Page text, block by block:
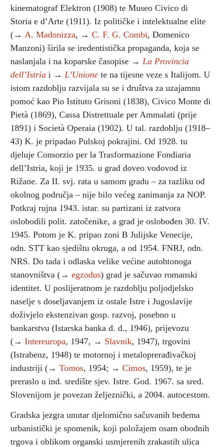
kinematograf Elektron (1908) te Museo Civico di
Storia e d’Arte (1911). Iz političke i intelektualne elite
(→ A. Madonizza, → C. F. G. Combi, Domenico
Manzoni) širila se iredentistička propaganda, koja se
naslanjala i na koparske časopise → La Provincia
dell’Istria i → L’Unione te na tijesne veze s Italijom. U
istom razdoblju razvijala su se i društva za uzajamnu
pomoć kao Pio Istituto Grisoni (1838), Civico Monte di
Pietà (1869), Cassa Distrettuale per Ammalati (prije
1891) i Società Operaia (1902). U tal. razdoblju (1918–
43) K. je pripadao Pulskoj pokrajini. Od 1928. tu
djeluje Consorzio per la Trasformazione Fondiaria
dell’Istria, koji je 1935. u grad doveo vodovod iz
Rižane. Za II. svj. rata u samom gradu – za razliku od
okolnog područja – nije bilo većeg zanimanja za NOP.
Potkraj rujna 1943. istar. su partizani iz zatvora
oslobodili polit. zatočenike, a grad je oslobođen 30. IV.
1945. Potom je K. pripao zoni B Julijske Venecije,
odn. STT kao sjedištu okruga, a od 1954. FNRJ, odn.
NRS. Do tada i odlaska velike većine autohtonoga
stanovništva (→ egzodus) grad je sačuvao romanski
identitet. U poslijeratnom je razdoblju poljodjelsko
naselje s doseljavanjem iz ostale Istre i Jugoslavije
doživjelo ekstenzivan gosp. razvoj, posebno u
bankarstvu (Istarska banka d. d., 1946), prijevozu
(→ Intereuropa, 1947, → Slavnik, 1947), trgovini
(Istrabenz, 1948) te motornoj i metaloprerađivačkoj
industriji (→ Tomos, 1954; → Cimos, 1959), te je
preraslo u ind. središte sjev. Istre. God. 1967. sa sred.
Slovenijom je povezan željeznički, a 2004. autocestom.
Gradska jezgra unutar djelomično sačuvanih bedema
urbanistički je spomenik, koji položajem osam obodnih
trgova i oblikom organski usmjerenih zrakastih ulica